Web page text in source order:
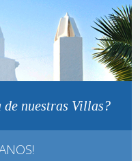
de nuestras Villas?